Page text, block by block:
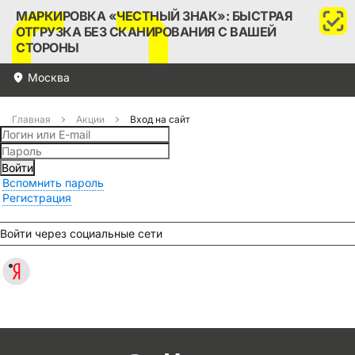
МАРКИРОВКА «ЧЕСТНЫЙ ЗНАК»: БЫСТРАЯ
ОТГРУЗКА БЕЗ СКАНИРОВАНИЯ С ВАШЕЙ
СТОРОНЫ
Москва
Главная Акции Вход на сайт
Войти
Вспомнить пароль
Регистрация
Войти через социальные сети